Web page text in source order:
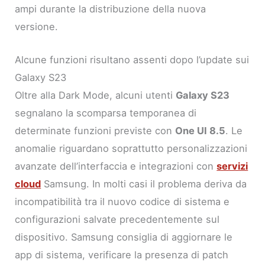
ampi durante la distribuzione della nuova
versione.
Alcune funzioni risultano assenti dopo l’update sui
Galaxy S23
Oltre alla Dark Mode, alcuni utenti Galaxy S23
segnalano la scomparsa temporanea di
determinate funzioni previste con One UI 8.5. Le
anomalie riguardano soprattutto personalizzazioni
avanzate dell’interfaccia e integrazioni conservizi
cloud Samsung. In molti casi il problema deriva da
incompatibilità tra il nuovo codice di sistema e
configurazioni salvate precedentemente sul
dispositivo. Samsung consiglia di aggiornare le
app di sistema, verificare la presenza di patch